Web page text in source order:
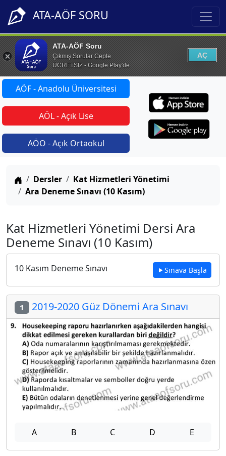
ATA-AÖF SORU
ATA-AÖF Soru
Çıkmış Sorular Cepte
ÜCRETSİZ - Google Play'de
AÇ
AÖF - Anadolu Üniversitesi
AÖL - Açık Lise
AÖO - Açık Ortaokul
Anasayfa
Dersler
Kat Hizmetleri Yönetimi
Ara Deneme Sınavı (10 Kasım)
Kat Hizmetleri Yönetimi Dersi Ara
Deneme Sınavı (10 Kasım)
10 Kasım Deneme Sınavı Sınava Başla
1 2019-2020 Güz Dönemi Ara Sınavı
A B C D E